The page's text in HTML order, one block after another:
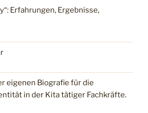
Erfahrungen, Ergebnisse,
eigenen Biografie für die
in der Kita tätiger Fachkräfte.